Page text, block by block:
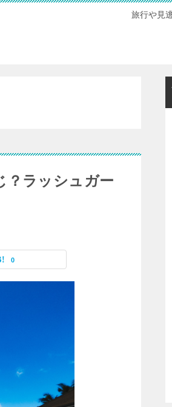
旅行や見
？ラッシュガー
0